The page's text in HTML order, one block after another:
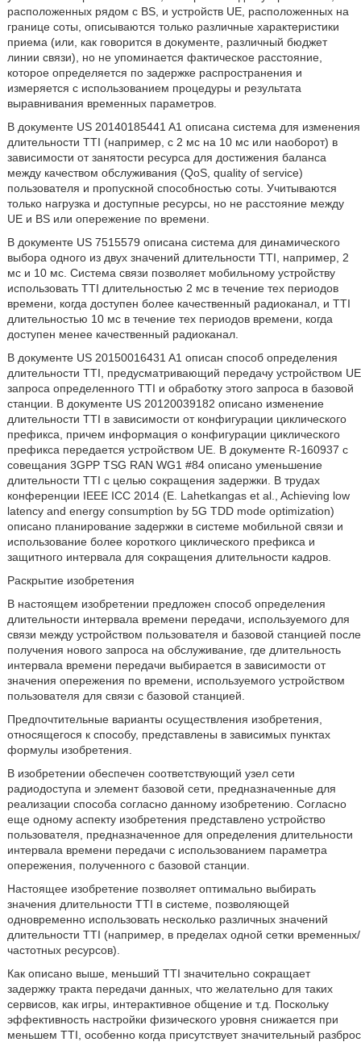
расположенных рядом с BS, и устройств UE, расположенных на
границе соты, описываются только различные характеристики
приема (или, как говорится в документе, различный бюджет
линии связи), но не упоминается фактическое расстояние,
которое определяется по задержке распространения и
измеряется с использованием процедуры и результата
выравнивания временных параметров.
В документе US 20140185441 A1 описана система для изменения
длительности TTI (например, с 2 мс на 10 мс или наоборот) в
зависимости от занятости ресурса для достижения баланса
между качеством обслуживания (QoS, quality of service)
пользователя и пропускной способностью соты. Учитываются
только нагрузка и доступные ресурсы, но не расстояние между
UE и BS или опережение по времени.
В документе US 7515579 описана система для динамического
выбора одного из двух значений длительности TTI, например, 2
мс и 10 мс. Система связи позволяет мобильному устройству
использовать TTI длительностью 2 мс в течение тех периодов
времени, когда доступен более качественный радиоканал, и TTI
длительностью 10 мс в течение тех периодов времени, когда
доступен менее качественный радиоканал.
В документе US 20150016431 A1 описан способ определения
длительности TTI, предусматривающий передачу устройством UE
запроса определенного TTI и обработку этого запроса в базовой
станции. В документе US 20120039182 описано изменение
длительности TTI в зависимости от конфигурации циклического
префикса, причем информация о конфигурации циклического
префикса передается устройством UE. В документе R-160937 с
совещания 3GPP TSG RAN WG1 #84 описано уменьшение
длительности TTI с целью сокращения задержки. В трудах
конференции IEEE ICC 2014 (Е. Lahetkangas et al., Achieving low
latency and energy consumption by 5G TDD mode optimization)
описано планирование задержки в системе мобильной связи и
использование более короткого циклического префикса и
защитного интервала для сокращения длительности кадров.
Раскрытие изобретения
В настоящем изобретении предложен способ определения
длительности интервала времени передачи, используемого для
связи между устройством пользователя и базовой станцией после
получения нового запроса на обслуживание, где длительность
интервала времени передачи выбирается в зависимости от
значения опережения по времени, используемого устройством
пользователя для связи с базовой станцией.
Предпочтительные варианты осуществления изобретения,
относящегося к способу, представлены в зависимых пунктах
формулы изобретения.
В изобретении обеспечен соответствующий узел сети
радиодоступа и элемент базовой сети, предназначенные для
реализации способа согласно данному изобретению. Согласно
еще одному аспекту изобретения представлено устройство
пользователя, предназначенное для определения длительности
интервала времени передачи с использованием параметра
опережения, полученного с базовой станции.
Настоящее изобретение позволяет оптимально выбирать
значения длительности TTI в системе, позволяющей
одновременно использовать несколько различных значений
длительности TTI (например, в пределах одной сетки временных/
частотных ресурсов).
Как описано выше, меньший TTI значительно сокращает
задержку тракта передачи данных, что желательно для таких
сервисов, как игры, интерактивное общение и т.д. Поскольку
эффективность настройки физического уровня снижается при
меньшем TTI, особенно когда присутствует значительный разброс